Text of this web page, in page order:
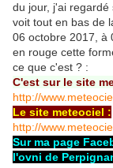
du jour, j'ai
voit tout en bas de
06 octobre 2017, à
en rouge cette
ce que c'est ? :
C'est sur le site
http://
Le site meteociel :
http://
Sur ma page
l'ovni de